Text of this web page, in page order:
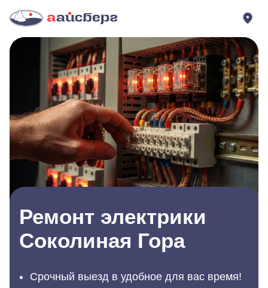
Ремонт электрики
Соколиная Гора
Срочный выезд в удобное для вас время!